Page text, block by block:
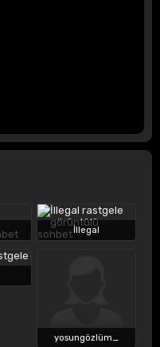
İllegal
yosungözlüm_